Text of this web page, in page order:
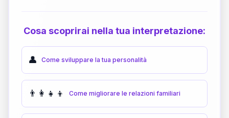
Cosa scoprirai nella tua interpretazione:
👤 Come sviluppare la tua personalità
👨‍👩‍👧‍👦 Come migliorare le relazioni familiari